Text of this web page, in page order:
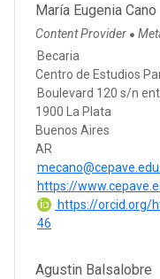
María Eugenia Cano
Content Provider ●
Becaria
Centro de Estudios
Boulevard 120 s/n
1900 La Plata
Buenos Aires
AR
https://
https://orcid.org/
46
Agustin Balsalobre